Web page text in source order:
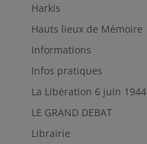
Harkis
Hauts lieux de Mémoire
Informations
Infos pratiques
La Libération 6 juin 1944
LE GRAND DEBAT
Librairie